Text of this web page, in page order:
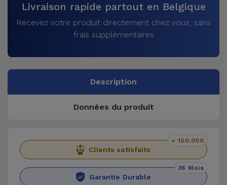
Livraison rapide partout en Belgique
Recevez votre produit directement chez vous, sans
frais supplémentaires
Description
Données du produit
Clients satisfaits
+ 100.000
Garantie Durable
36 Mois